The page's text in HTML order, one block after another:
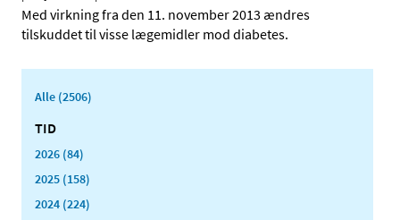
Med virkning fra den 11. november 2013 ændres
tilskuddet til visse lægemidler mod diabetes.
Alle (2506)
TID
2026 (84)
2025 (158)
2024 (224)